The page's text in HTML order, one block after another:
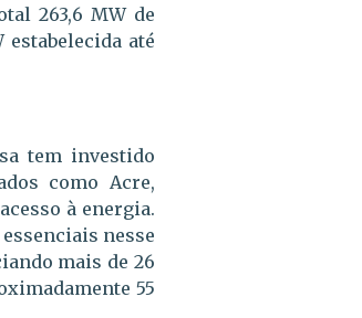
263,6 MW de
até
tem investido
como Acre,
à energia.
nesse
mais de 26
55